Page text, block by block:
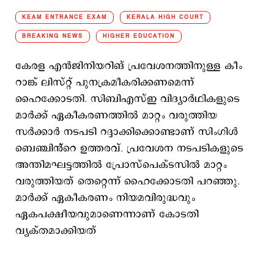
KEAM ENTRANCE EXAM KERALA HIGH COURT
BREAKING NEWS HIGHER EDUCATION
കേരള എൻജിനിയറിങ് പ്രവേശനത്തിനുള്ള കീം
റാങ്ക് ലിസ്റ്റ് പുനക്രമീകരിക്കണമെന്ന്
ഹൈക്കോടതി. സിബിഎസ്ഇ വിദ്യാർഥികളുടെ
മാർക്ക് ഏകീകരണത്തിൽ മാറ്റം വരുത്തിയ
സർക്കാർ നടപടി റദ്ദാക്കിക്കൊണ്ടാണ് സിംഗിൾ
ബെഞ്ചിൻ്റെ ഉത്തരവ്. പ്രവേശന നടപടികളുടെ
അന്തിമഘട്ടത്തിൽ പ്രോസ്പെക്ടസിൽ മാറ്റം
വരുത്തിയത് തെറ്റെന്ന് ഹൈക്കോടതി പറഞ്ഞു.
മാർക്ക് ഏകീകരണം നിയമവിരുദ്ധവും
ഏകപക്ഷീയവുമാണെന്നാണ് കോടതി
വ്യക്തമാക്കിയത്